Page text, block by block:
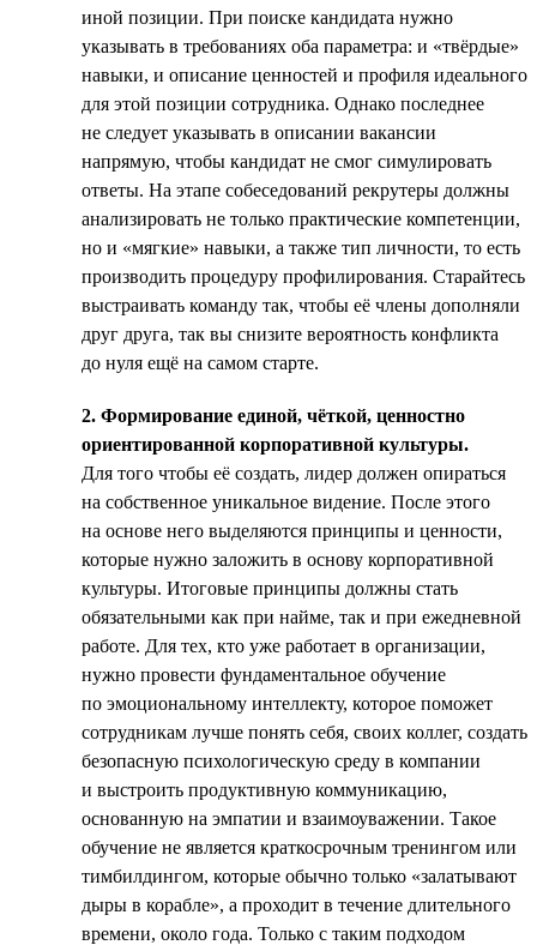
иной позиции. При поиске кандидата нужно
указывать в требованиях оба параметра: и «твёрдые»
навыки, и описание ценностей и профиля идеального
для этой позиции сотрудника. Однако последнее
не следует указывать в описании вакансии
напрямую, чтобы кандидат не смог симулировать
ответы. На этапе собеседований рекрутеры должны
анализировать не только практические компетенции,
но и «мягкие» навыки, а также тип личности, то есть
производить процедуру профилирования. Старайтесь
выстраивать команду так, чтобы её члены дополняли
друг друга, так вы снизите вероятность конфликта
до нуля ещё на самом старте.
2. Формирование единой, чёткой, ценностно
ориентированной корпоративной культуры.
Для того чтобы её создать, лидер должен опираться
на собственное уникальное видение. После этого
на основе него выделяются принципы и ценности,
которые нужно заложить в основу корпоративной
культуры. Итоговые принципы должны стать
обязательными как при найме, так и при ежедневной
работе. Для тех, кто уже работает в организации,
нужно провести фундаментальное обучение
по эмоциональному интеллекту, которое поможет
сотрудникам лучше понять себя, своих коллег, создать
безопасную психологическую среду в компании
и выстроить продуктивную коммуникацию,
основанную на эмпатии и взаимоуважении. Такое
обучение не является краткосрочным тренингом или
тимбилдингом, которые обычно только «залатывают
дыры в корабле», а проходит в течение длительного
времени, около года. Только с таким подходом